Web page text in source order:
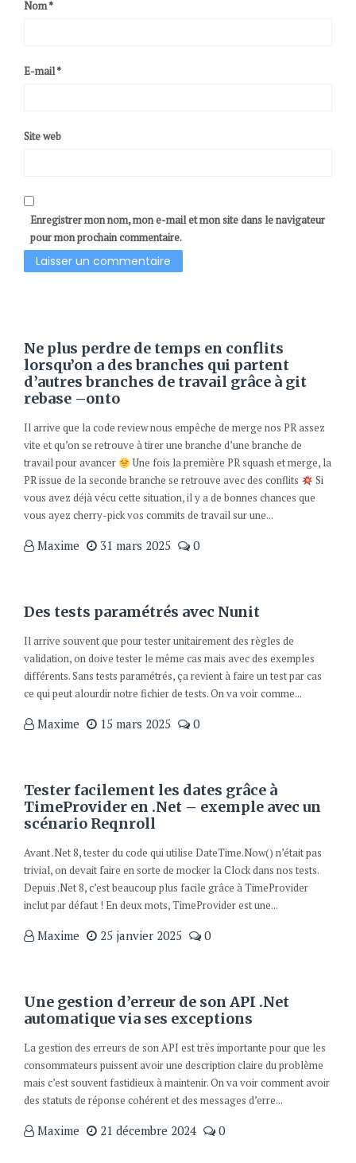
Nom*
E-mail*
Site web
Enregistrer mon nom, mon e-mail et mon site dans le navigateur
pour mon prochain commentaire.
Ne plus perdre de temps en conflits
lorsqu’on a des branches qui partent
d’autres branches de travail grâce à git
rebase –onto
Il arrive que la code review nous empêche de merge nos PR assez
vite et qu’on se retrouve à tirer une branche d’une branche de
travail pour avancer
Une fois la première PR squash et merge, la
PR issue de la seconde branche se retrouve avec des conflits
Si
vous avez déjà vécu cette situation, il y a de bonnes chances que
vous ayez cherry-pick vos commits de travail sur une...
Maxime 31 mars 2025 0
Des tests paramétrés avec Nunit
Il arrive souvent que pour tester unitairement des règles de
validation, on doive tester le même cas mais avec des exemples
différents. Sans tests paramétrés, ça revient à faire un test par cas
ce qui peut alourdir notre fichier de tests. On va voir comme...
Maxime 15 mars 2025 0
Tester facilement les dates grâce à
TimeProvider en .Net – exemple avec un
scénario Reqnroll
Avant .Net 8, tester du code qui utilise DateTime.Now() n’était pas
trivial, on devait faire en sorte de mocker la Clock dans nos tests.
Depuis .Net 8, c’est beaucoup plus facile grâce à TimeProvider
inclut par défaut ! En deux mots, TimeProvider est une...
Maxime 25 janvier 2025 0
Une gestion d’erreur de son API .Net
automatique via ses exceptions
La gestion des erreurs de son API est très importante pour que les
consommateurs puissent avoir une description claire du problème
mais c’est souvent fastidieux à maintenir. On va voir comment avoir
des statuts de réponse cohérent et des messages d’erre...
Maxime 21 décembre 2024 0